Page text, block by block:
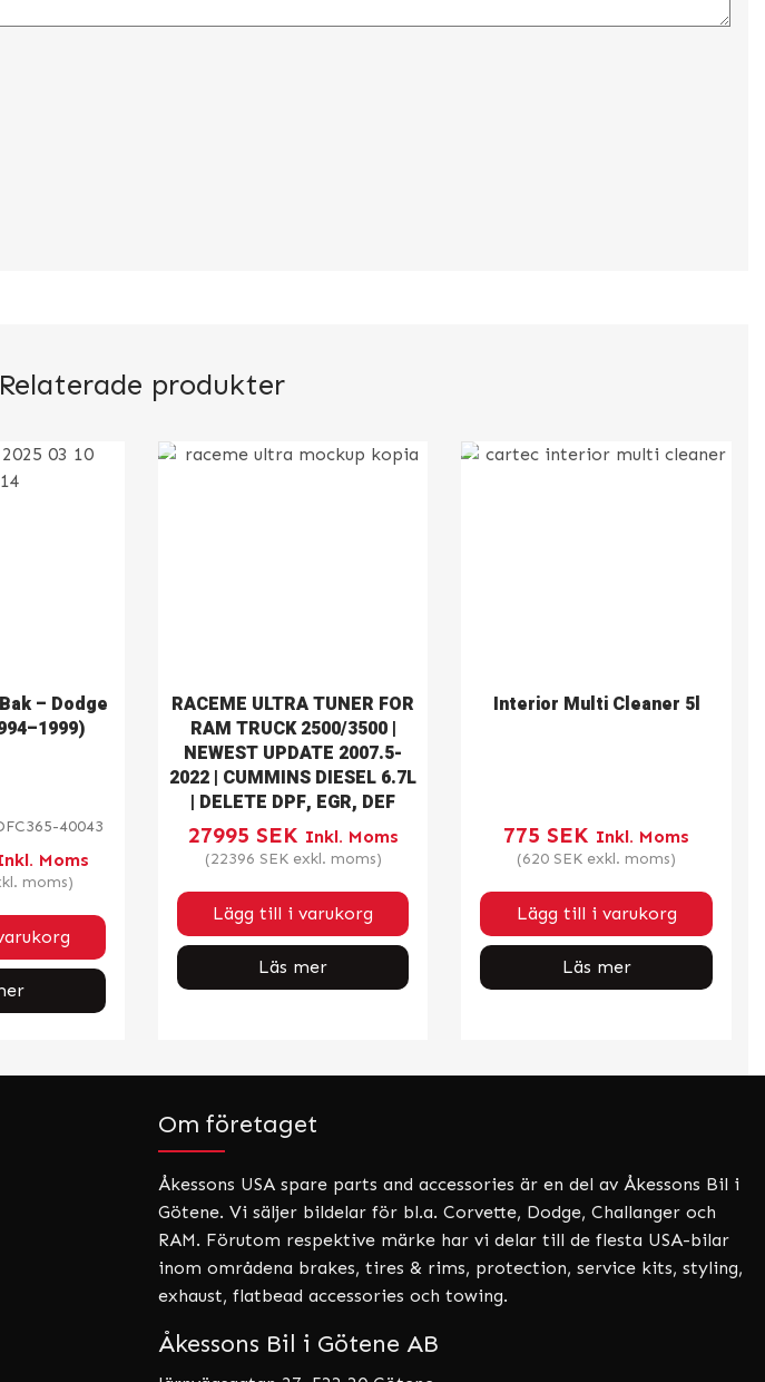
Relaterade produkter
– Dodge
40043
Moms
moms)
RACEME ULTRA TUNER FOR
RAM TRUCK 2500/3500 |
NEWEST UPDATE 2007.5-
2022 | CUMMINS DIESEL 6.7L
| DELETE DPF, EGR, DEF
27995 SEK Inkl. Moms
(22396 SEKexkl. moms)
Lägg till i varukorg
Läs mer
Interior Multi Cleaner 5l
775 SEK Inkl. Moms
(620 SEK exkl. moms)
Lägg till i varukorg
Läs mer
Om företaget
Åkessons USA spare parts and accessories är en del av Åkessons Bil i
Götene. Vi säljer bildelar för bl.a. Corvette, Dodge, Challanger och
RAM. Förutom respektive märke har vi delar till de flesta USA-bilar
inom områdena brakes, tires & rims, protection, service kits, styling,
exhaust, flatbead accessories och towing.
Åkessons Bil i Götene AB